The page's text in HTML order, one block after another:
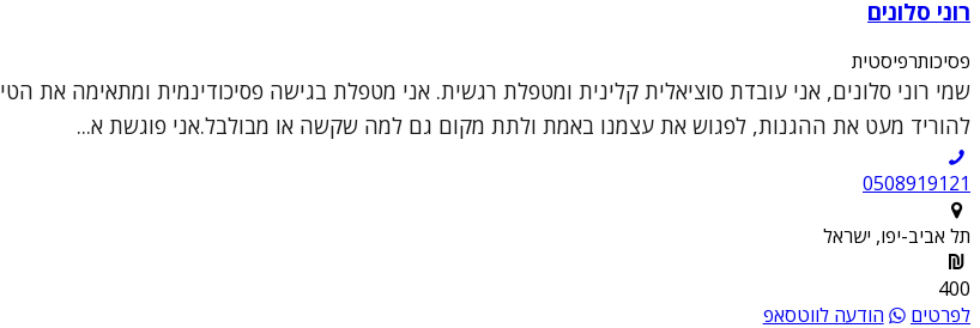
רוני סלונים
פסיכותרפיסטית
שמי רוני סלונים, אני עובדת סוציאלית קלינית ומטפלת רגשית. אני מטפלת בגישה פסיכודינמית ומתאימה את
להוריד מעט את ההגנות, לפגוש את עצמנו באמת ולתת מקום גם למה שקשה או מבולבל.אני פוגשת א...
0508919121
תל אביב-יפו, ישראל
400
לפרטים
הודעה לווטסאפ